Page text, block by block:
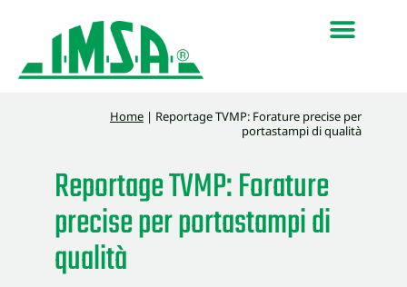
Home | Reportage TVMP: Forature precise per
portastampi di qualità
Reportage TVMP: Forature
precise per portastampi di
qualità